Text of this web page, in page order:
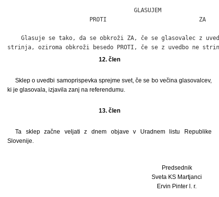
                                     GLASUJEM
                        PROTI                           ZA
Glasuje se tako, da se obkroži ZA, če se glasovalec z
strinja, oziroma obkroži besedo PROTI, če se z uvedbo ne
12. člen
Sklep o uvedbi samoprispevka sprejme svet, če se bo večina glasovalcev,
ki je glasovala, izjavila zanj na referendumu.
13. člen
Ta sklep začne veljati z dnem objave v Uradnem listu Republike
Slovenije.
Predsednik
Sveta KS Martjanci
Ervin Pinter l. r.